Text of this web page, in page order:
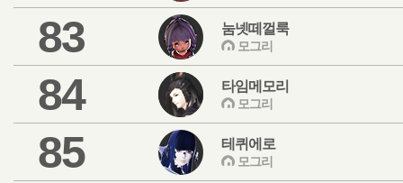
83 눔넷떼껄룩
모그리
84 타임메모리
모그리
85 테퀴에로
모그리